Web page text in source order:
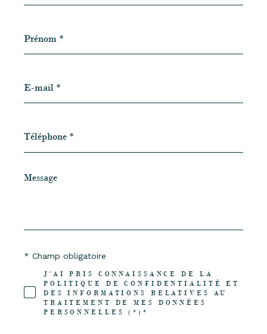
*
mail
*
*
Message
*
J'AI PRIS CONNAISSANCE DE LA
POLITIQUE DE CONFIDENTIALITÉ ET
DES INFORMATIONS RELATIVES AU
TRAITEMENT DE MES DONNÉES
PERSONNELLES (*)*
* Champ obligatoire